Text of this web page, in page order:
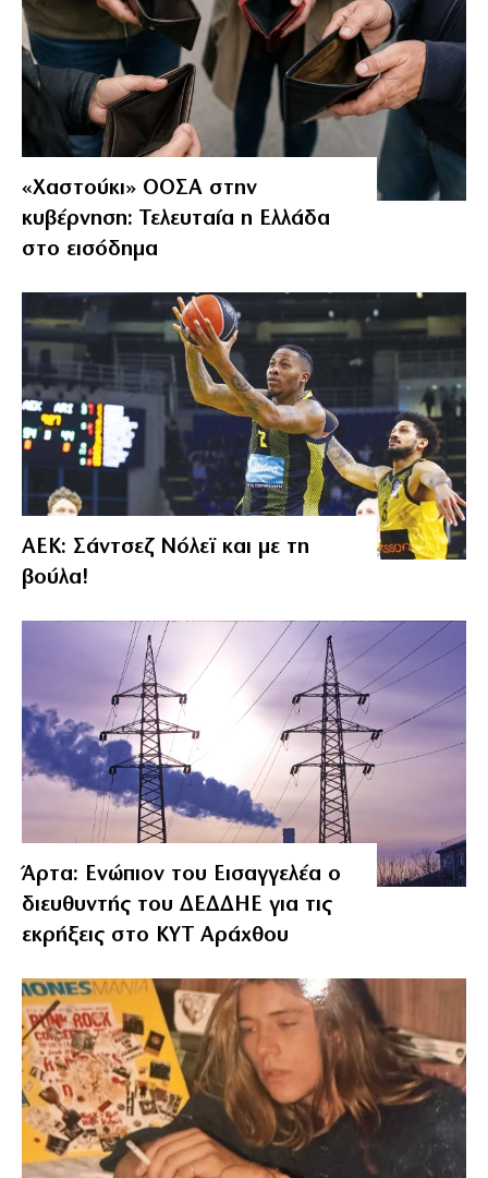
«Χαστούκι» ΟΟΣΑ στην
κυβέρνηση: Τελευταία η Ελλάδα
στο εισόδημα
ΑΕΚ: Σάντσεζ Νόλεϊ και με τη
βούλα!
Άρτα: Ενώπιον του Εισαγγελέα ο
διευθυντής του ΔΕΔΔΗΕ για τις
εκρήξεις στο ΚΥΤ Αράχθου